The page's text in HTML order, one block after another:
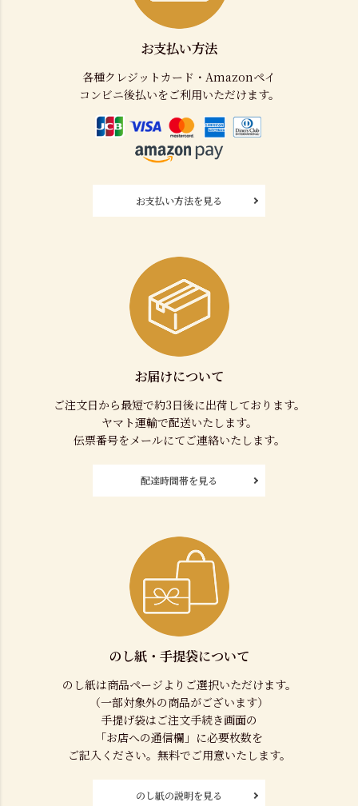
お支払い方法
各種クレジットカード・Amazonペイ
コンビニ後払いをご利用いただけます。
お支払い方法を見る
お届けについて
ご注文日から最短で約3日後に出荷しております。
ヤマト運輸で配送いたします。
伝票番号をメールにてご連絡いたします。
配達時間帯を見る
のし紙・手提袋について
のし紙は商品ページよりご選択いただけます。
（一部対象外の商品がございます）
手提げ袋はご注文手続き画面の
「お店への通信欄」に必要枚数を
ご記入ください。無料でご用意いたします。
のし紙の説明を見る